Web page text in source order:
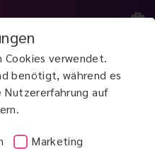
Cookies verwendet.
benötigt, während es
Nutzererfahrung auf
Marketing